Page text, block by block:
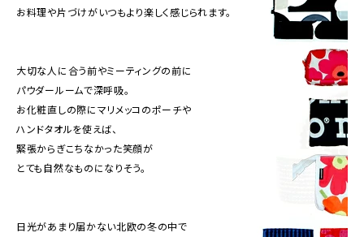
お料理や片づけがいつもより楽しく感じられます。
大切な人に合う前やミーティングの前に
パウダールームで深呼吸。
お化粧直しの際にマリメッコのポーチや
ハンドタオルを使えば、
緊張からぎこちなかった笑顔が
とても自然なものになりそう。
日光があまり届かない北欧の冬の中で